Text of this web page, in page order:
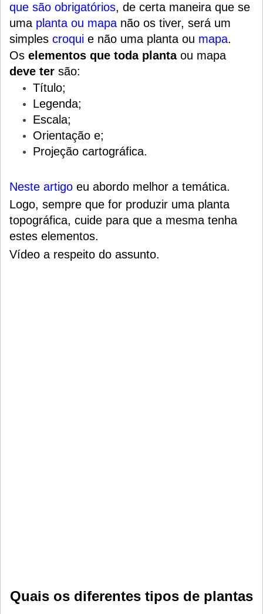
que são obrigatórios, de certa maneira que se
uma planta ou mapa não os tiver, será um
simples croqui e não uma planta ou mapa.
Os elementos que toda plantaou mapa
deve ter são:
Título;
Legenda;
Escala;
Orientação e;
Projeção cartográfica.
Neste artigo eu abordo melhor a temática.
Logo, sempre que for produzir uma planta
topográfica, cuide para que a mesma tenha
estes elementos.
Vídeo a respeito do assunto.
Quais os diferentes tipos de plantas